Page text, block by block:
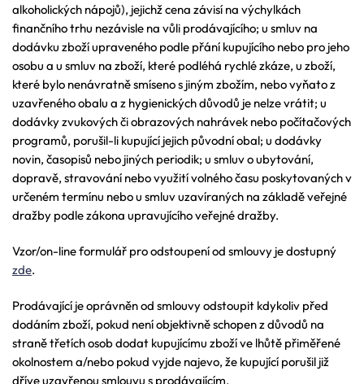
alkoholických nápojů), jejichž cena závisí na výchylkách
finančního trhu nezávisle na vůli prodávajícího; u smluv na
dodávku zboží upraveného podle přání kupujícího nebo pro jeho
osobu a u smluv na zboží, které podléhá rychlé zkáze, u zboží,
které bylo nenávratně smíseno s jiným zbožím, nebo vyňato z
uzavřeného obalu a z hygienických důvodů je nelze vrátit; u
dodávky zvukových či obrazových nahrávek nebo počítačových
programů, porušil-li kupující jejich původní obal; u dodávky
novin, časopisů nebo jiných periodik; u smluv o ubytování,
dopravě, stravování nebo využití volného času poskytovaných v
určeném termínu nebo u smluv uzavíraných na základě veřejné
dražby podle zákona upravujícího veřejné dražby.
Vzor/on-line formulář pro odstoupení od smlouvy je dostupný
zde.
Prodávající je oprávněn od smlouvy odstoupit kdykoliv před
dodáním zboží, pokud není objektivně schopen z důvodů na
straně třetích osob dodat kupujícímu zboží ve lhůtě přiměřené
okolnostem a/nebo pokud vyjde najevo, že kupující porušil již
dříve uzavřenou smlouvu s prodávajícím.